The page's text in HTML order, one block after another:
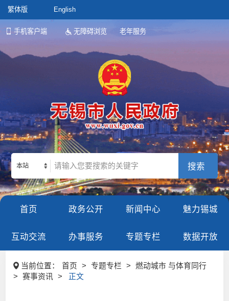
繁体版 English
手机客户端 无障碍浏览 老年服务
本站
首页 政务公开 新闻中心 魅力锡城
互动交流 办事服务 专题专栏 数据开放
当前位置： 首页 > 专题专栏 >
燃动城市 与体育同行
>
赛事资讯 > 正文